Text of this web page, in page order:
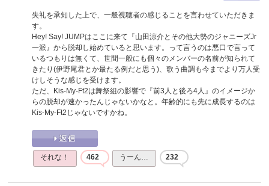
失礼を承知した上で、一般視聴者の感じることを言わせていただきま
す。
Hey! Say! JUMPはここに来て『山田涼介とその他大勢のジャニーズJr
一派』から脱却し始めていると思います。って言うのは悪口で言って
いるつもりは無くて、世間一般にも個々のメンバーの名前が知られて
きたり(伊野尾君とか最たる例だと思う)、歌う曲調も今までより万人受
けしそうな感じを受けます。
ただ、Kis-My-Ft2は舞祭組の影響で『前3人と後ろ4人』のイメージか
らの脱却が速かったんじゃないかなと。年齢的にも先に成長するのは
Kis-My-Ft2じゃないですかね。
それな！ 462 うーん… 232